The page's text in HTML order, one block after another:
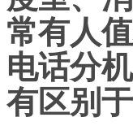
常有人
电话分
有区别